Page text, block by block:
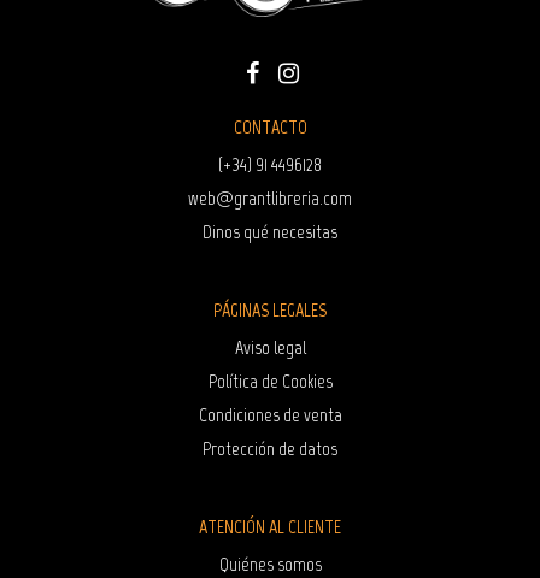
CONTACTO
(+34) 91 4496128
web@grantlibreria.com
Dinos qué necesitas
PÁGINAS LEGALES
Aviso legal
Política de Cookies
Condiciones de venta
Protección de datos
ATENCIÓN AL CLIENTE
Quiénes somos